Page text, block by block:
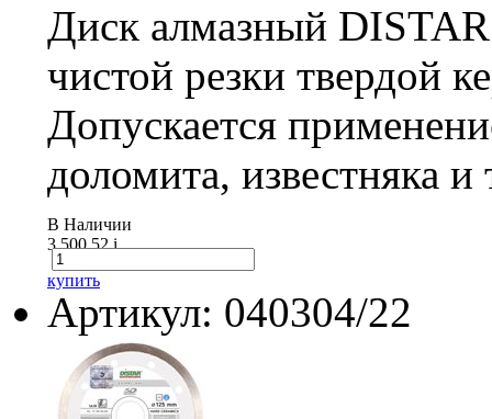
Диск алмазный
чистой резки твердой
Допускается
доломита, известняка и
В Наличии
3 500.52i
купить
Артикул: 040304/22